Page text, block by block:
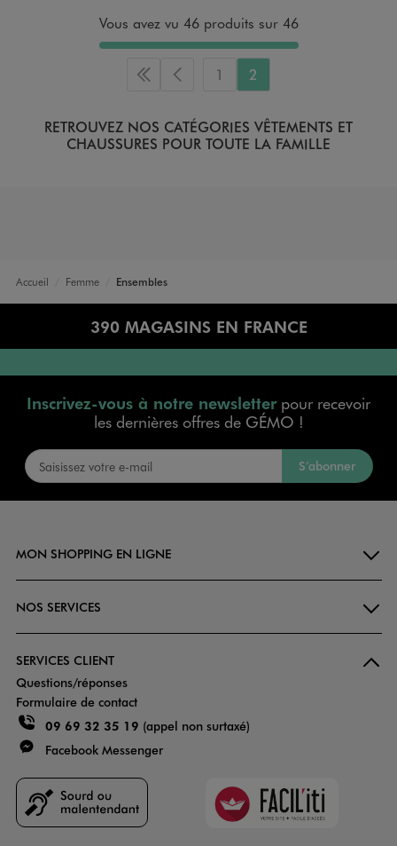
Vous avez vu 46 produits sur 46
Première page
Page précédente
1 2
RETROUVEZ NOS CATÉGORIES VÊTEMENTS ET
CHAUSSURES POUR TOUTE LA FAMILLE
Accueil Femme Ensembles
390 MAGASINS EN FRANCE
Inscrivez-vous à notre newsletterpour recevoir
les dernières offres de GÉMO !
S’abonner
MON SHOPPING EN LIGNE
NOS SERVICES
SERVICES CLIENT
Questions/réponses
Formulaire de contact
09 69 32 35 19 (appel non surtaxé)
Facebook Messenger
Faciliti